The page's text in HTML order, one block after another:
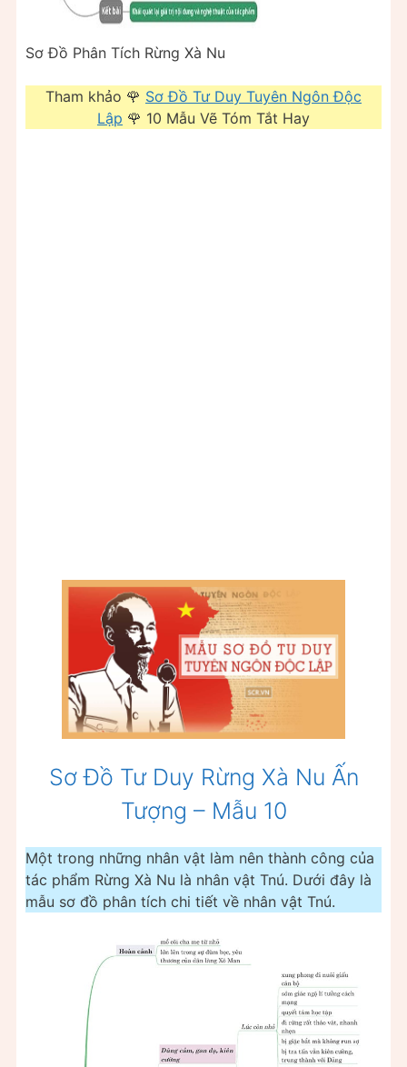
Sơ Đồ Phân Tích Rừng Xà Nu
Tham khảo 🌹 Sơ Đồ Tư Duy Tuyên Ngôn Độc
Lập 🌹 10 Mẫu Vẽ Tóm Tắt Hay
Sơ Đồ Tư Duy Rừng Xà Nu Ấn
Tượng – Mẫu 10
Một trong những nhân vật làm nên thành công của
tác phẩm Rừng Xà Nu là nhân vật Tnú. Dưới đây là
mẫu sơ đồ phân tích chi tiết về nhân vật Tnú.